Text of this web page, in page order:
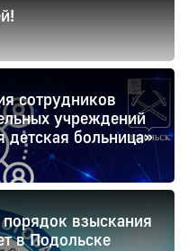
сотрудников
учреждений
больница»
взыскания
в Подольске